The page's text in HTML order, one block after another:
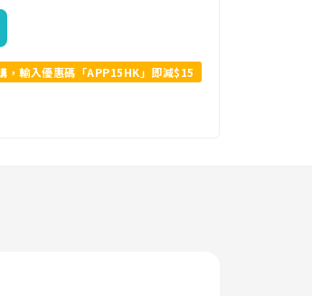
，輸入優惠碼「APP15HK」即減$15